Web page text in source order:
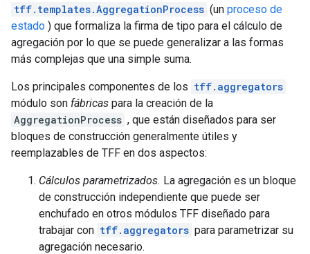
tff.templates.AggregationProcess (un proceso de
estado ) que formaliza la firma de tipo para el cálculo de
agregación por lo que se puede generalizar a las formas
más complejas que una simple suma.
Los principales componentes de los tff.aggregators
módulo son fábricas para la creación de la
AggregationProcess , que están diseñados para ser
bloques de construcción generalmente útiles y
reemplazables de TFF en dos aspectos:
Cálculos parametrizados. La agregación es un bloque
de construcción independiente que puede ser
enchufado en otros módulos TFF diseñado para
trabajar con tff.aggregators para parametrizar su
agregación necesario.